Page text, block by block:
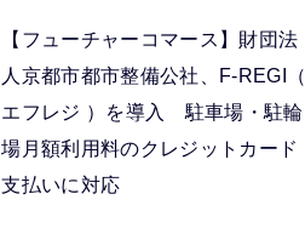
【フューチャーコマース】財団法
人京都市都市整備公社、F-REGI（
エフレジ ）を導入 駐車場・駐輪
場月額利用料のクレジットカード
支払いに対応